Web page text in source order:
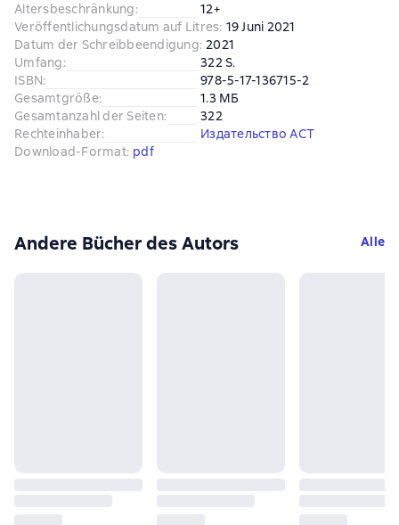
Altersbeschränkung:
12+
Veröffentlichungsdatum auf Litres: 19 Juni 2021
Datum der Schreibbeendigung: 2021
Umfang:
322 S.
ISBN:
978-5-17-136715-2
Gesamtgröße:
1.3 МБ
Gesamtanzahl der Seiten:
322
Rechteinhaber:
Издательство АСТ
Download-Format: pdf
Andere Bücher des Autors Alle